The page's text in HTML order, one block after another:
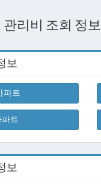
리비 조회 정보
보
파트
트
보